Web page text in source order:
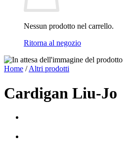
Nessun prodotto nel carrello.
Ritorna al negozio
Home / Altri prodotti
Cardigan Liu-Jo